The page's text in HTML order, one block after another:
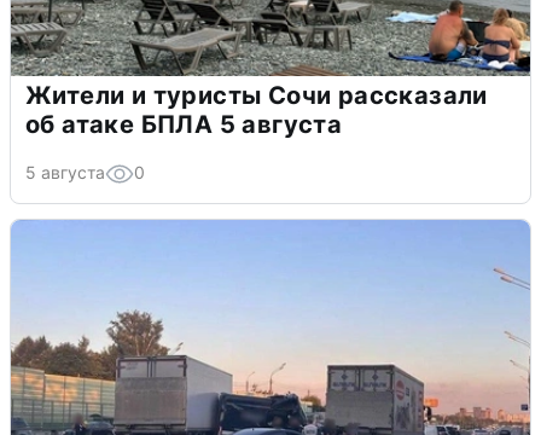
Жители и туристы Сочи рассказали
об атаке БПЛА 5 августа
5 августа 0